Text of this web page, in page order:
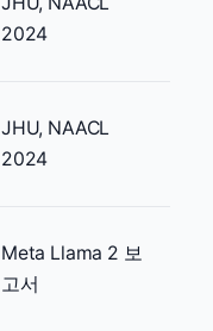
2024
JHU, NAACL
2024
Meta Llama 2 보
고서